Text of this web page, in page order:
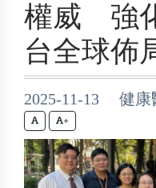
權威 強
台全球佈
2025-11-13 健康
+